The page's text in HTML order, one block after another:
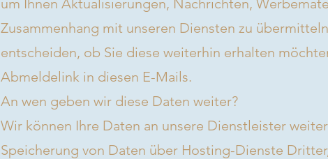
um Ihnen Aktualisierungen, Nachrichten,
Zusammenhang mit unseren Diensten zu
entscheiden, ob Sie diese weiterhin erhalten
Abmeldelink in diesen E-Mails.
An wen geben wir diese Daten weiter?
Wir können Ihre Daten an unsere Dienstleister
Speicherung von Daten über Hosting-Dienste